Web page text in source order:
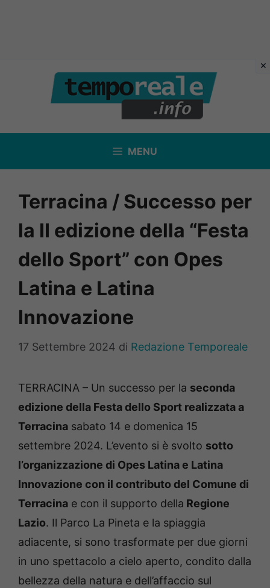
contenuto
MENU
Terracina / Successo per
la II edizione della “Festa
dello Sport” con Opes
Latina e Latina
Innovazione
17 Settembre 2024 di Redazione Temporeale
TERRACINA – Un successo per la seconda
edizione della Festa dello Sport realizzata a
Terracina sabato 14 e domenica 15
settembre 2024. L’evento si è svolto sotto
l’organizzazione di Opes Latina e Latina
Innovazione con il contributo del Comune di
Terracina e con il supporto della Regione
Lazio. Il Parco La Pineta e la spiaggia
adiacente, si sono trasformate per due giorni
in uno spettacolo a cielo aperto, condito dalla
bellezza della natura e dell’affaccio sul